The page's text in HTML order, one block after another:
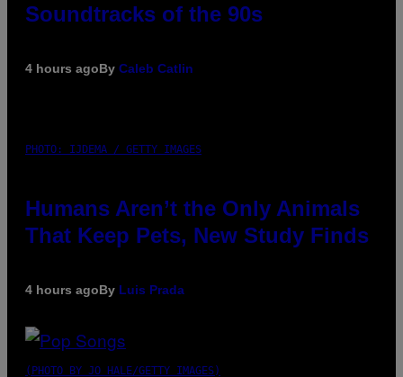
Soundtracks of the 90s
4 hours agoBy Caleb Catlin
PHOTO: IJDEMA / GETTY IMAGES
Humans Aren’t the Only Animals
That Keep Pets, New Study Finds
4 hours agoBy Luis Prada
(PHOTO BY JO HALE/GETTY IMAGES)